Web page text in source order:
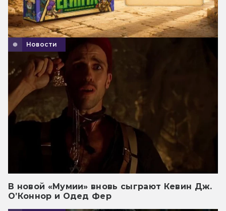
Новости
В новой «Мумии» вновь сыграют Кевин Дж.
О’Коннор и Одед Фер